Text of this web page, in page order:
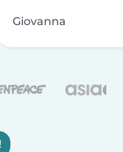
Giovanna